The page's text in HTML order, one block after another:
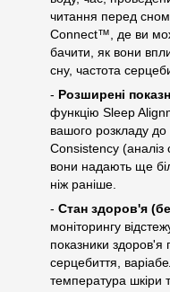
читання перед
Connect™, де ви
бачити, як вони
сну, частота
- Розширені
функцію Sleep
вашого розкладу
Consistency (аналіз
вони надають ще
ніж раніше.
- Стан здоров'я
моніторингу
показники здоров'я
серцебиття,
температура шкіри